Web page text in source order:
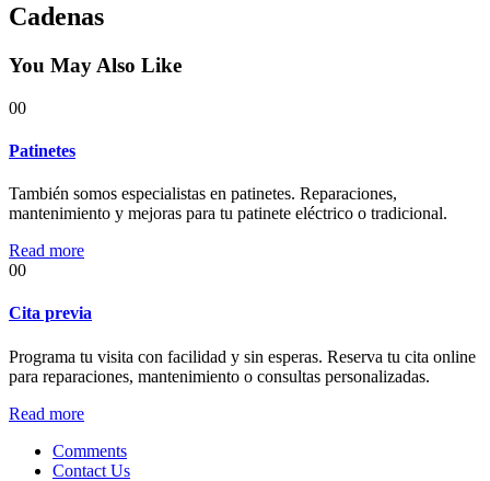
Cadenas
You May Also Like
00
Patinetes
También somos especialistas en patinetes. Reparaciones,
mantenimiento y mejoras para tu patinete eléctrico o tradicional.
Read more
00
Cita previa
Programa tu visita con facilidad y sin esperas. Reserva tu cita online
para reparaciones, mantenimiento o consultas personalizadas.
Read more
Comments
Contact Us